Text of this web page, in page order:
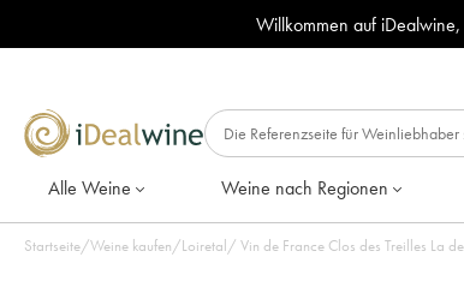
Willkommen auf iDealwine,
Alle Weine Weine nach Regionen
Startseite/Weine kaufen/Loiretal/